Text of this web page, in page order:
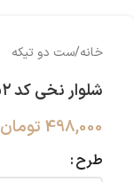
خانه/ست دو تیکه
شلوار نخی کد ۰۲۰۵۲
498,000 تومان
طرح